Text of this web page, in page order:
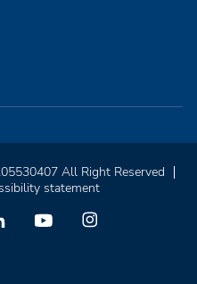
All Right Reserved
statement